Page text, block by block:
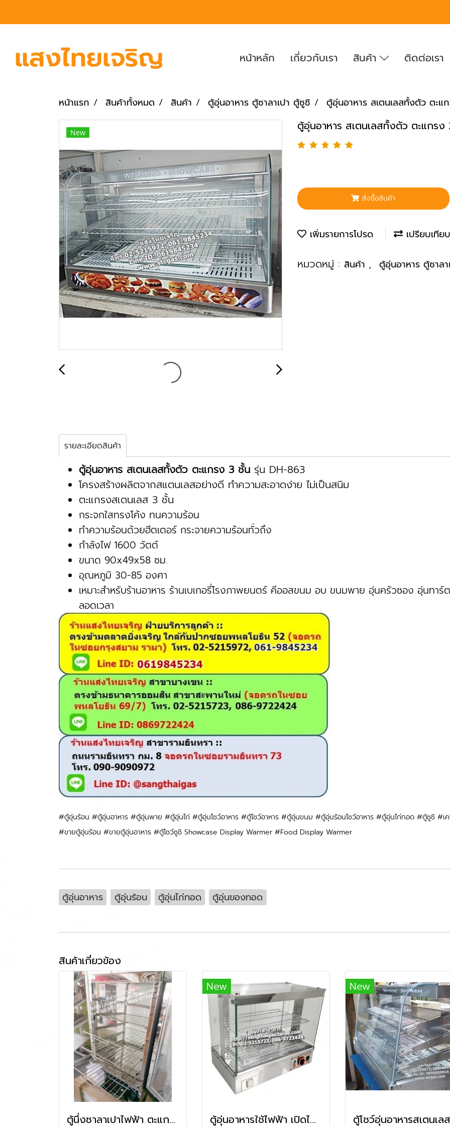
หน้าหลัก เกี่ยวกับเรา สินค้า ติดต่อเรา
หน้าแรก สินค้าทั้งหมด สินค้า ตู้อุ่นอาหาร ตู้ซาลาเปา ตู้ซูชิ ตู้อุ่นอาหาร สเตนเลสทั้งตัว ตะ
New ตู้อุ่นอาหาร สเตนเลสทั้งตัว ตะแกร
สั่งซื้อสินค้า
เพิ่มรายการโปรด เปรียบเทียบ
หมวดหมู่ : สินค้า , ตู้อุ่นอาหาร ตู้ซาล
รายละเอียดสินค้า
ตู้อุ่นอาหาร สเตนเลสทั้งตัว ตะแกรง 3 ชั้น รุ่น DH-863
โครงสร้างผลิตจากสแตนเลสอย่างดี ทำความสะอาดง่าย ไม่เป็นสนิม
ตะแกรงสเตนเลส 3 ชั้น
กระจกใสทรงโค้ง ทนความร้อน
ทำความร้อนด้วยฮีตเตอร์ กระจายความร้อนทั่วถึง
กำลังไฟ 1600 วัตต์
ขนาด 90x49x58 ซม.
อุณหภูมิ 30-85 องศา
เหมาะสำหรับร้านอาหาร ร้านเบเกอรี่โรงภาพยนตร์ คีออสขนม อบ ขนมพาย อุ่นครัวซอง อุ่นทา
ลอดเวลา
#ตู้อุ่นร้อน #ตู้อุ่นอาหาร #ตู้อุ่นพาย #ตู้อุ่นไก่ #ตู้อุ่นโชว์อาหาร #ตู้โชว์อาหาร #ตู้อุ่นขนม #ตู้อุ่นร้อนโชว์อาหาร #ตู้อุ่นไก่ทอด #ตู้ซูชิ #เค
#ขายตู้อุ่นร้อน #ขายตู้อุ่นอาหาร #ตู้โชว์ซูชิ Showcase Display Warmer #Food Display Warmer
ตู้อุ่นอาหาร ตู้อุ่นร้อน ตู้อุ่นไก่ทอด ตู้อุ่นของทอด
สินค้าเกี่ยวข้อง
ตู้นึ่งซาลาเปาไฟฟ้า ตะแกรง 5 ชั้น ยี่ห้อฟราย คิงส์
New
ตู้อุ่นอาหารใช้ไฟฟ้า เปิดได้ด้านหน้า-ด้านหลัง ยี่ห้อเวอร์รี่ รุ่น BV-961
New